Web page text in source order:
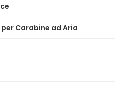
Carabine ad Aria